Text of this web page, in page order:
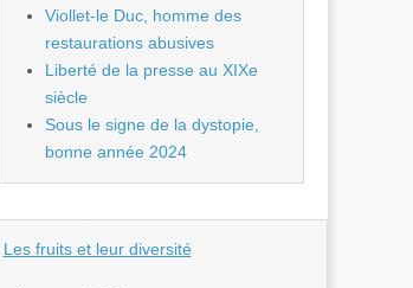
Viollet-le Duc, homme des
restaurations abusives
Liberté de la presse au XIXe
siècle
Sous le signe de la dystopie,
bonne année 2024
Les fruits et leur diversité